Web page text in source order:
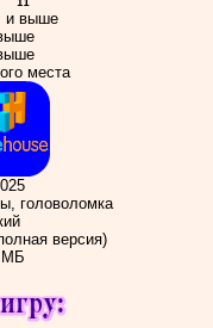
и выше
места
головоломка
версия)
МБ